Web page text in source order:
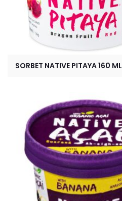
SORBET NATIVE PITAYA 160 ML